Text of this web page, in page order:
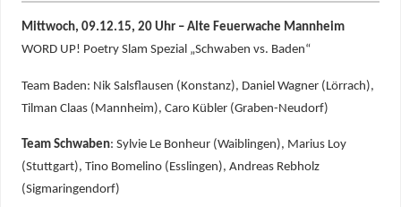
Mittwoch, 09.12.15, 20 Uhr – Alte Feuerwache Mannheim
WORD UP! Poetry Slam Spezial „Schwaben vs. Baden“
Team Baden: Nik Salsflausen (Konstanz), Daniel Wagner (Lörrach),
Tilman Claas (Mannheim), Caro Kübler (Graben-Neudorf)
Team Schwaben: Sylvie Le Bonheur (Waiblingen), Marius Loy
(Stuttgart), Tino Bomelino (Esslingen), Andreas Rebholz
(Sigmaringendorf)